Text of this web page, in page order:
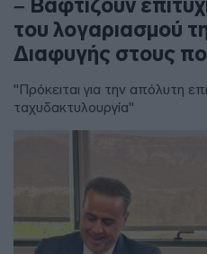
– Βαφτίζουν
του λογαριασμού
Διαφυγής στους
"Πρόκειται για την απόλυτη
ταχυδακτυλουργία"